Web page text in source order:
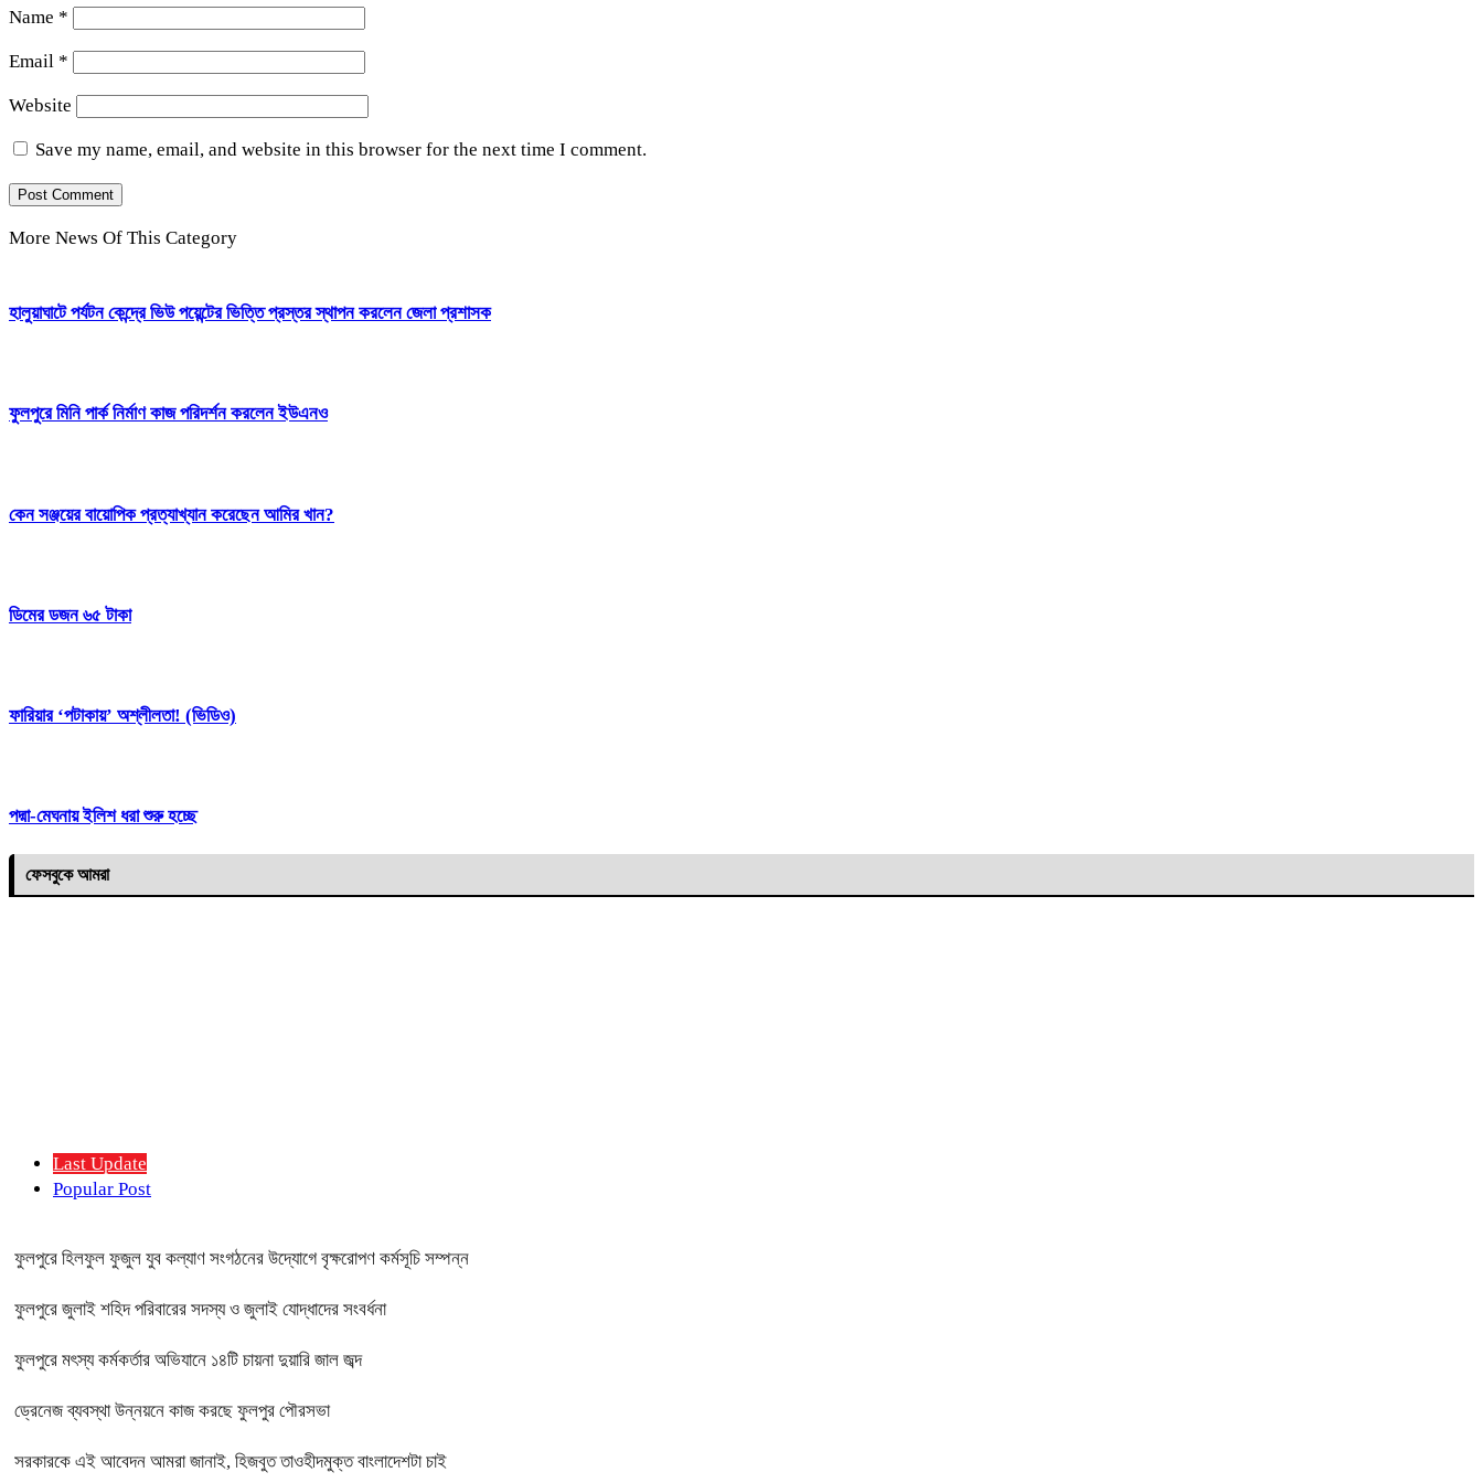
Name *
Email *
Website
Save my name, email, and website in this browser for the next time I comment.
More News Of This Category
হালুয়াঘাটে পর্যটন কেন্দ্রে ভিউ পয়েন্টের ভিত্তি প্রস্তর স্থাপন করলেন জেলা প্রশাসক
ফুলপুরে মিনি পার্ক নির্মাণ কাজ পরিদর্শন করলেন ইউএনও
কেন সঞ্জয়ের বায়োপিক প্রত্যাখ্যান করেছেন আমির খান?
ডিমের ডজন ৬৫ টাকা
ফারিয়ার ‘পটাকায়’ অশ্লীলতা! (ভিডিও)
পদ্মা-মেঘনায় ইলিশ ধরা শুরু হচ্ছে
ফেসবুকে আমরা
Last Update
Popular Post
ফুলপুরে হিলফুল ফুজুল যুব কল্যাণ সংগঠনের উদ্যোগে বৃক্ষরোপণ কর্মসূচি সম্পন্ন
ফুলপুরে জুলাই শহিদ পরিবারের সদস্য ও জুলাই যোদ্ধাদের সংবর্ধনা
ফুলপুরে মৎস্য কর্মকর্তার অভিযানে ১৪টি চায়না দুয়ারি জাল জব্দ
ড্রেনেজ ব্যবস্থা উন্নয়নে কাজ করছে ফুলপুর পৌরসভা
সরকারকে এই আবেদন আমরা জানাই, হিজবুত তাওহীদমুক্ত বাংলাদেশটা চাই